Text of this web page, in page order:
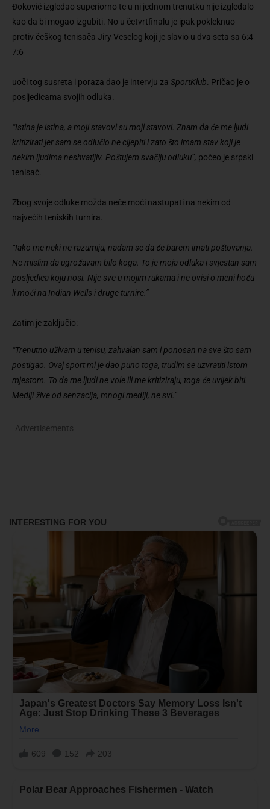
Đoković izgledao superiorno te u ni jednom trenutku nije izgledalo
kao da bi mogao izgubiti. No u četvrtfinalu je ipak pokleknuo
protiv češkog tenisača Jiry Veselog koji je slavio u dva seta sa 6:4
7:6
uoči tog susreta i poraza dao je intervju za SportKlub . Pričao je o
posljedicama svojih odluka.
“Istina je istina, a moji stavovi su moji stavovi. Znam da će me ljudi
kritizirati jer sam se odlučio ne cijepiti i zato što imam stav koji je
nekim ljudima neshvatljiv. Poštujem svačiju odluku”, počeo je srpski
tenisač.
Zbog svoje odluke možda neće moći nastupati na nekim od
najvećih teniskih turnira.
“Iako me neki ne razumiju, nadam se da će barem imati poštovanja.
Ne mislim da ugrožavam bilo koga. To je moja odluka i svjestan sam
posljedica koju nosi. Nije sve u mojim rukama i ne ovisi o meni hoću
li moći na Indian Wells i druge turnire.”
Zatim je zaključio:
“Trenutno uživam u tenisu, zahvalan sam i ponosan na sve što sam
postigao. Ovaj sport mi je dao puno toga, trudim se uzvratiti istom
mjestom. To da me ljudi ne vole ili me kritiziraju, toga će uvijek biti.
Mediji žive od senzacija, mnogi mediji, ne svi.”
Advertisements